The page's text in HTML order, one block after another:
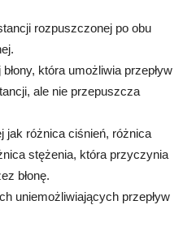
rozpuszczonej po obu
która umożliwia przepływ
ale nie przepuszcza
jak różnica ciśnień, różnica
stężenia, która przyczynia
błonę.
uniemożliwiających przepływ